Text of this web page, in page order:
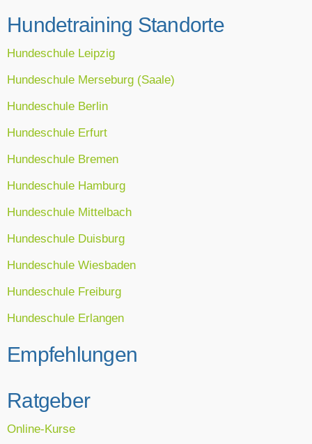
Hundetraining Standorte
Hundeschule Leipzig
Hundeschule Merseburg (Saale)
Hundeschule Berlin
Hundeschule Erfurt
Hundeschule Bremen
Hundeschule Hamburg
Hundeschule Mittelbach
Hundeschule Duisburg
Hundeschule Wiesbaden
Hundeschule Freiburg
Hundeschule Erlangen
Empfehlungen
Ratgeber
Online-Kurse